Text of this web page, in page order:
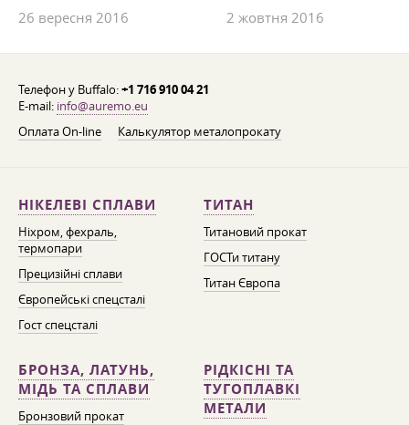
26 вересня 2016 2 жовтня 2016
Телефон у Buffalo:+1 716 910 04 21
E-mail: info@auremo.eu
Оплата On-line
Калькулятор металопрокату
НІКЕЛЕВІ СПЛАВИ
Ніхром, фехраль,
термопари
Прецизійні сплави
Європейські спецсталі
Гост спецсталі
ТИТАН
Титановий прокат
ГОСТи титану
Титан Європа
БРОНЗА, ЛАТУНЬ,
МІДЬ ТА СПЛАВИ
Бронзовий прокат
РІДКІСНІ ТА
ТУГОПЛАВКІ
МЕТАЛИ